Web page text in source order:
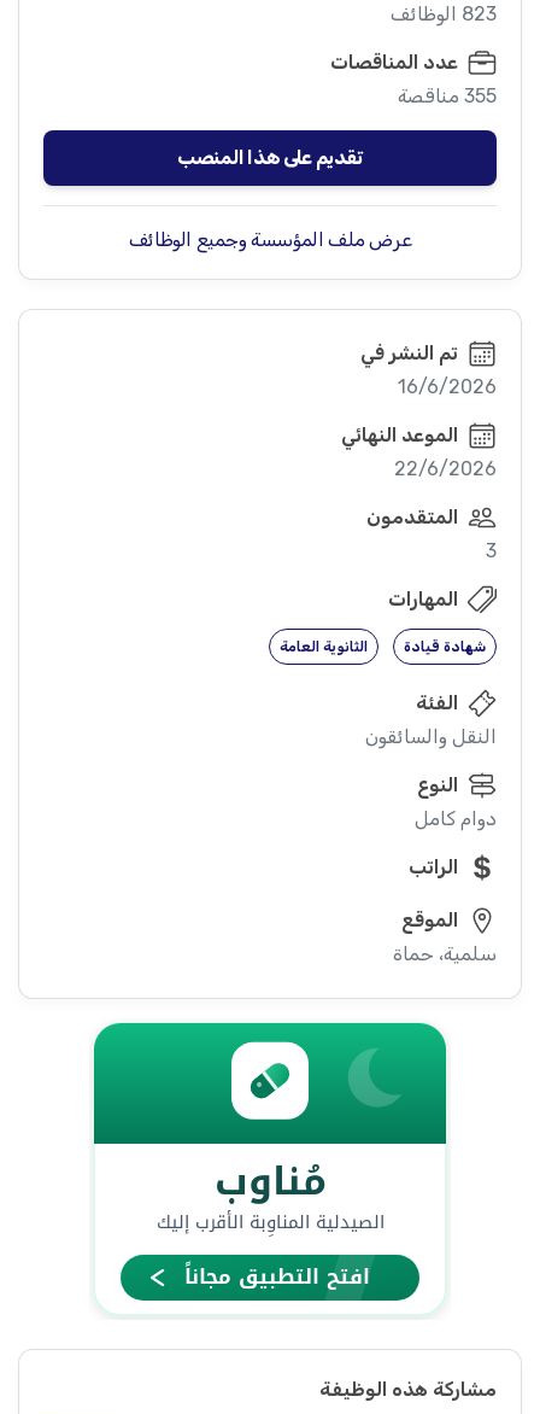
823 الوظائف
عدد المناقصات
355 مناقصة
تقديم على هذا المنصب
عرض ملف المؤسسة وجميع الوظائف
تم النشر في
16/6/2026
الموعد النهائي
22/6/2026
المتقدمون
3
المهارات
شهادة قيادة الثانوية العامة
الفئة
النقل والسائقون
النوع
دوام كامل
الراتب
الموقع
سلمية، حماة
مشاركة هذه الوظيفة